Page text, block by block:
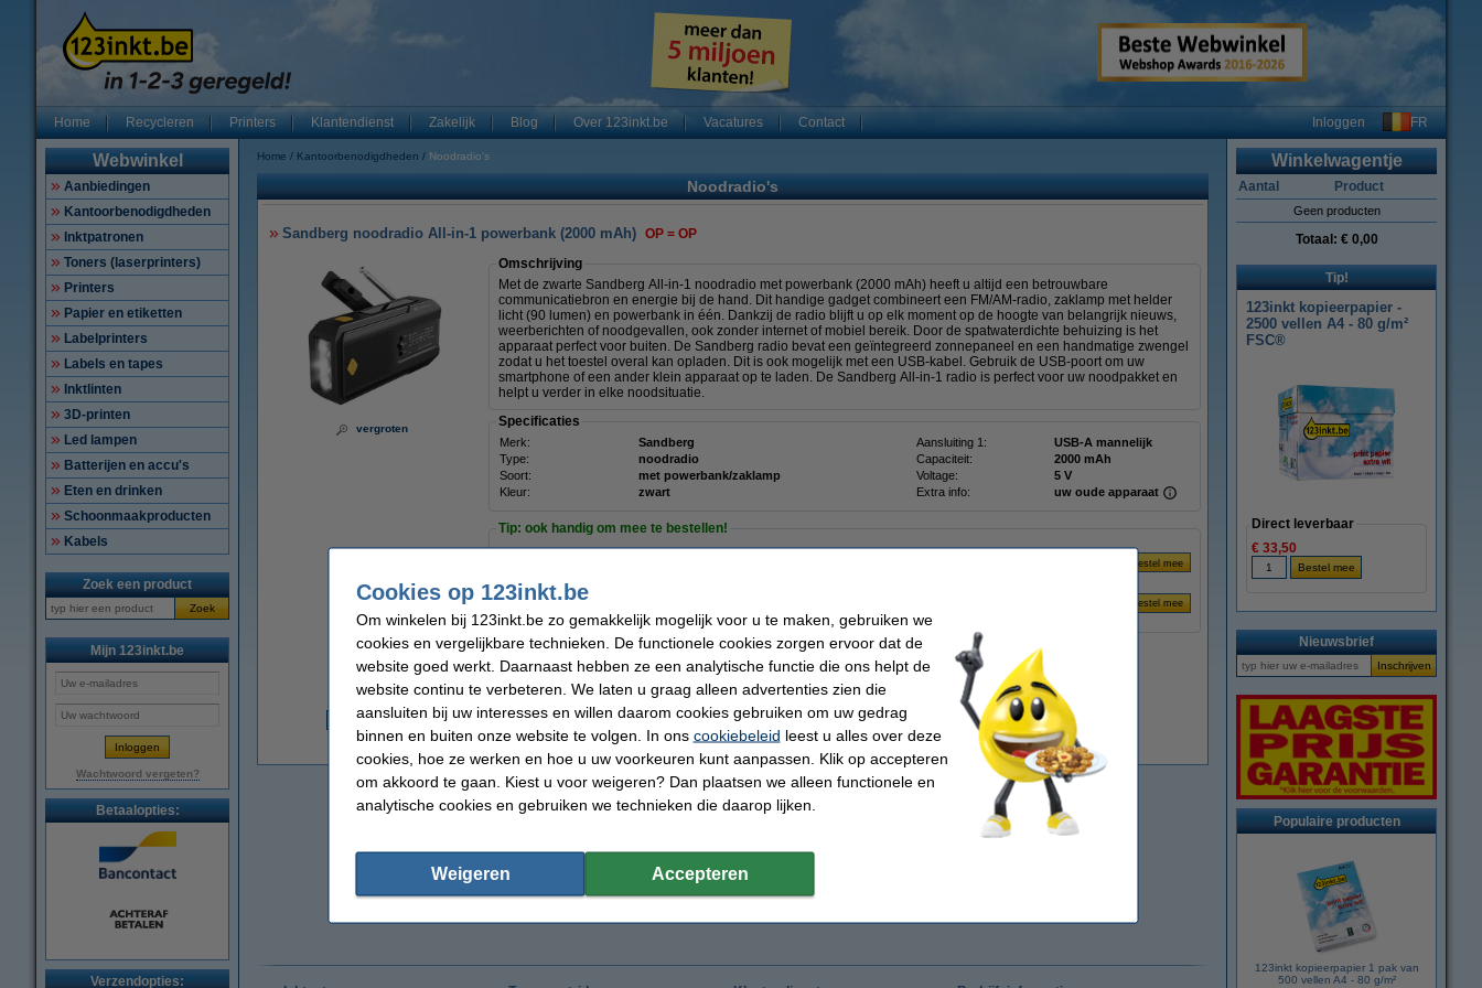
Home Recycleren Printers Klantendienst Zakelijk Blog Over 123inkt.be Vacatures Contact Inloggen FR
Webwinkel
Aanbiedingen
Kantoorbenodigdheden
Inktpatronen
Toners (laserprinters)
Printers
Papier en etiketten
Labelprinters
Labels en tapes
Inktlinten
3D-printen
Led lampen
Batterijen en accu's
Eten en drinken
Schoonmaakproducten
Kabels
Zoek een product
Zoek
Mijn 123inkt.be
Wachtwoord vergeten?
Betaalopties:
Verzendopties:
Home Kantoorbenodigdheden Noodradio's
Noodradio's
Sandberg noodradio All-in-1 powerbank (2000 mAh) OP = OP
vergroten
Omschrijving
Met de zwarte Sandberg All-in-1 noodradio met powerbank (2000 mAh) heeft u altijd een betrouwbare
communicatiebron en energie bij de hand. Dit handige gadget combineert een FM/AM-radio, zaklamp met helder
licht (90 lumen) en powerbank in één. Dankzij de radio blijft u op elk moment op de hoogte van belangrijk nieuws,
weerberichten of noodgevallen, ook zonder internet of mobiel bereik. Door de spatwaterdichte behuizing is het
apparaat perfect voor buiten. De Sandberg radio bevat een geïntegreerd zonnepaneel en een handmatige zwengel
zodat u het toestel overal kan opladen. Dit is ook mogelijk met een USB-kabel. Gebruik de USB-poort om uw
smartphone of een ander klein apparaat op te laden. De Sandberg All-in-1 radio is perfect voor uw noodpakket en
helpt u verder in elke noodsituatie.
Specificaties
Merk: Sandberg Aansluiting 1:
USB-A mannelijk
Type:
noodradio Capaciteit:
2000 mAh
Soort:
met powerbank/zaklamp Voltage:
5 V
Kleur:
zwart Extra info: uw oude apparaat
Tip: ook handig om mee te bestellen!
123led zaklamp op AAA batterijen 150 lumen IP44 zwart
Nedis powerbank geschikt voor USB-A en USB-C (10.000 mAh)
€ 23,95
Maandag in huis
15% korting
€ 33,15
€ 27,40 excl. 21% btw Direct leverbaar
Winkelwagentje
Aantal Product
Geen producten
Totaal: € 0,00
Tip!
123inkt kopieerpapier -
2500 vellen A4 - 80 g/m²
FSC®
Direct leverbaar
€ 33,50
Nieuwsbrief
Populaire producten
123inkt kopieerpapier 1 pak van
500 vellen A4 - 80 g/m²
Cookies op 123inkt.be
Om winkelen bij 123inkt.be zo gemakkelijk mogelijk voor u te maken, gebruiken we
cookies en vergelijkbare technieken. De functionele cookies zorgen ervoor dat de
website goed werkt. Daarnaast hebben ze een analytische functie die ons helpt de
website continu te verbeteren. We laten u graag alleen advertenties zien die
aansluiten bij uw interesses en willen daarom cookies gebruiken om uw gedrag
binnen en buiten onze website te volgen. In ons cookiebeleid leest u alles over deze
cookies, hoe ze werken en hoe u uw voorkeuren kunt aanpassen. Klik op accepteren
om akkoord te gaan. Kiest u voor weigeren? Dan plaatsen we alleen functionele en
analytische cookies en gebruiken we technieken die daarop lijken.
Weigeren Accepteren